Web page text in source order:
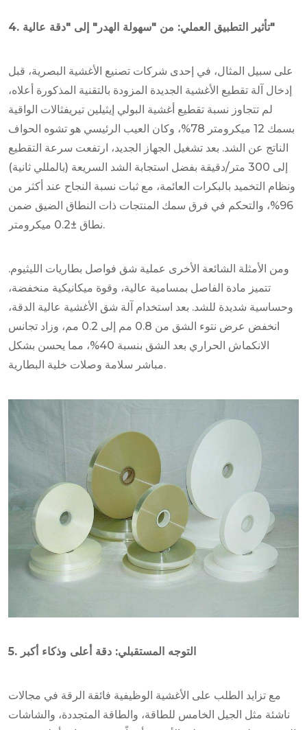
4. تأثير التطبيق العملي: من "سهولة الهدر" إلى "دقة عالية"
على سبيل المثال، في إحدى شركات تصنيع الأغشية البصرية، قبل
إدخال آلة تقطيع الأغشية الجديدة المزودة بالتقنية المذكورة أعلاه،
لم تتجاوز نسبة تقطيع أغشية البولي إيثيلين تيريفثالات الواقية
بسمك 12 ميكرومتر 78%، وكان العيب الرئيسي هو تشوه الحواف
الناتج عن الشد. بعد تشغيل الجهاز الجديد، ارتفعت سرعة التقطيع
إلى 300 متر/دقيقة بفضل استجابة الشد السريعة (بالمللي ثانية)
ونظام التخميد بالبكرات العائمة، مع ثبات نسبة النجاح عند أكثر من
96%، والتحكم في فرق سمك المنتجات ذات النطاق الضيق ضمن
نطاق ±0.2 ميكرومتر.
ومن الأمثلة الشائعة الأخرى عملية شق فواصل بطاريات الليثيوم.
تتميز مادة الفاصل بمسامية عالية، وقوة ميكانيكية منخفضة،
وحساسية شديدة للشد. بعد استخدام آلة شق الأغشية عالية الدقة،
انخفض عرض نتوء الشق من 0.8 مم إلى 0.2 مم، وزاد تجانس
الانكماش الحراري بعد الشق بنسبة 40%، مما يحسن بشكل
مباشر سلامة وصلات خلية البطارية.
5. التوجه المستقبلي: دقة أعلى وذكاء أكبر
مع تزايد الطلب على الأغشية الوظيفية فائقة الرقة في مجالات
ناشئة مثل الجيل الخامس للطاقة، والطاقة المتجددة، والشاشات